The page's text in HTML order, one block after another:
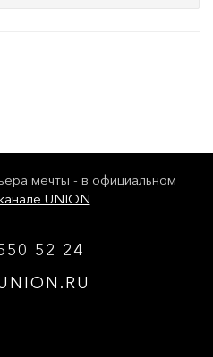
мечты - в официальном
UNION
52 24